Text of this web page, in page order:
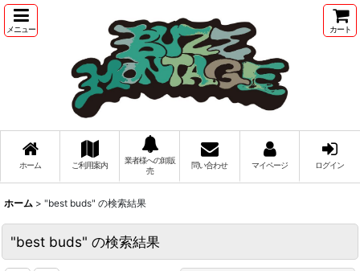
メニュー カート
ホーム ご利用案内
業者様への卸販
売
問い合わせ マイページ ログイン
ホーム > "best buds" の検索結果
"best buds" の検索結果